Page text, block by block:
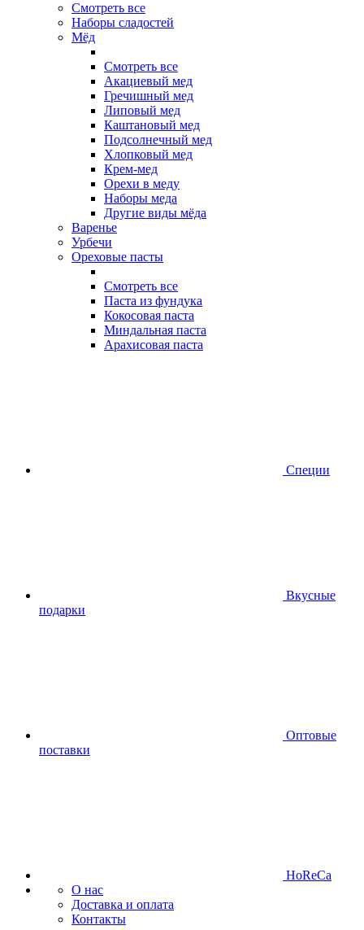
Смотреть все
Наборы сладостей
Мёд
Смотреть все
Акациевый мед
Гречишный мед
Липовый мед
Каштановый мед
Подсолнечный мед
Хлопковый мед
Крем-мед
Орехи в меду
Наборы меда
Другие виды мёда
Варенье
Урбечи
Ореховые пасты
Смотреть все
Паста из фундука
Кокосовая паста
Миндальная паста
Арахисовая паста
Специи
Вкусные
подарки
Оптовые
поставки
HoReCa
О нас
Доставка и оплата
Контакты